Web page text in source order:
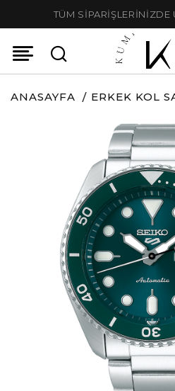
TÜM SİPARİŞLERİNİZDE
ANASAYFA ERKEK KOL